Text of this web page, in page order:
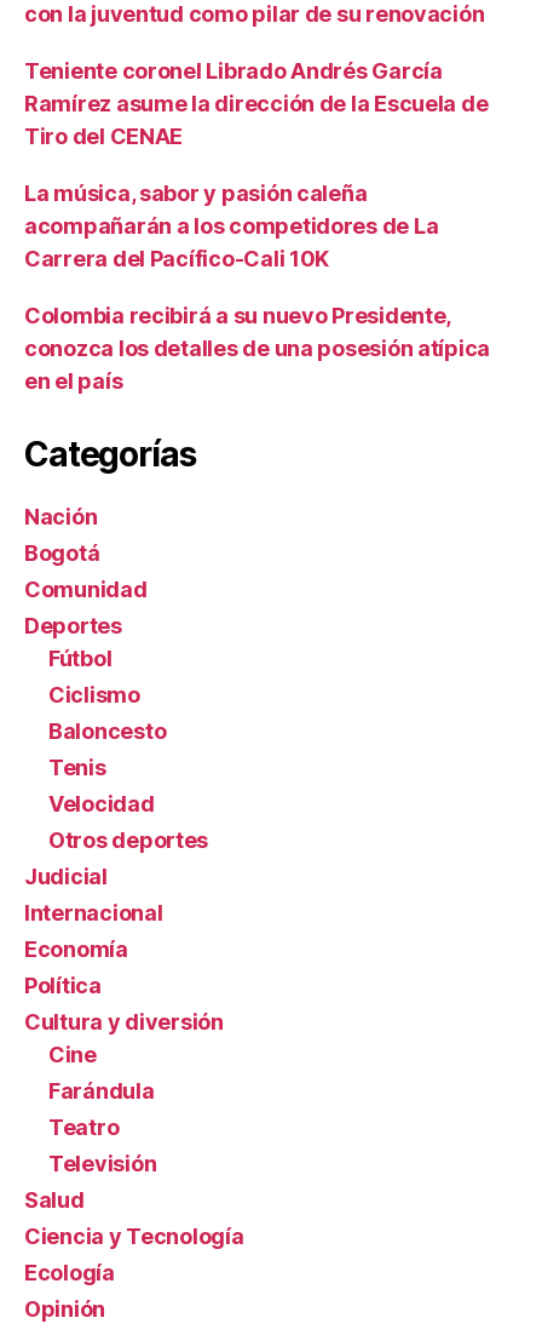
con la juventud como pilar de su renovación
Teniente coronel Librado Andrés García
Ramírez asume la dirección de la Escuela de
Tiro del CENAE
La música, sabor y pasión caleña
acompañarán a los competidores de La
Carrera del Pacífico-Cali 10K
Colombia recibirá a su nuevo Presidente,
conozca los detalles de una posesión atípica
en el país
Categorías
Nación
Bogotá
Comunidad
Deportes
Fútbol
Ciclismo
Baloncesto
Tenis
Velocidad
Otros deportes
Judicial
Internacional
Economía
Política
Cultura y diversión
Cine
Farándula
Teatro
Televisión
Salud
Ciencia y Tecnología
Ecología
Opinión